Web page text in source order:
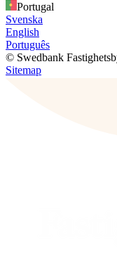
Portugal
Svenska
English
Português
© Swedbank
Sitemap